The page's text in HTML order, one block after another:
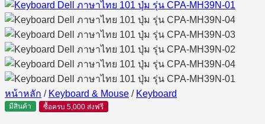
หน้าหลัก / Keyboard & Mouse / Keyboard
มีสินค้า ซื้อครบ 5,000 ส่งฟรี